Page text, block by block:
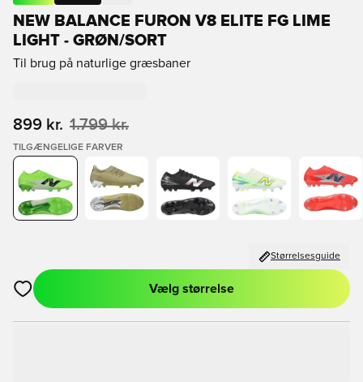
NEW BALANCE FURON V8 ELITE FG LIME
LIGHT - GRØN/SORT
Til brug på naturlige græsbaner
899 kr. 1.799 kr.
TILGÆNGELIGE FARVER
Størrelsesguide
Åbner en Modal til at logge ind eller tilmelde dig som medlem
Vælg størrelse